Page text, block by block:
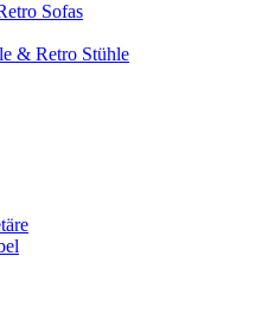
Sofas
& Retro Stühle